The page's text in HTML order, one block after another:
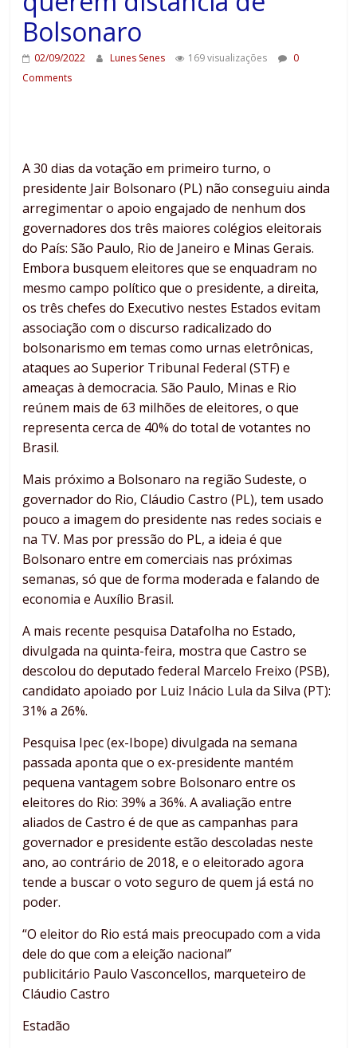
Bolsonaro
02/09/2022 Lunes Senes 169 visualizações
0
Comments
A 30 dias da votação em primeiro turno, o
presidente Jair Bolsonaro (PL) não conseguiu ainda
arregimentar o apoio engajado de nenhum dos
governadores dos três maiores colégios eleitorais
do País: São Paulo, Rio de Janeiro e Minas Gerais.
Embora busquem eleitores que se enquadram no
mesmo campo político que o presidente, a direita,
os três chefes do Executivo nestes Estados evitam
associação com o discurso radicalizado do
bolsonarismo em temas como urnas eletrônicas,
ataques ao Superior Tribunal Federal (STF) e
ameaças à democracia. São Paulo, Minas e Rio
reúnem mais de 63 milhões de eleitores, o que
representa cerca de 40% do total de votantes no
Brasil.
Mais próximo a Bolsonaro na região Sudeste, o
governador do Rio, Cláudio Castro (PL), tem usado
pouco a imagem do presidente nas redes sociais e
na TV. Mas por pressão do PL, a ideia é que
Bolsonaro entre em comerciais nas próximas
semanas, só que de forma moderada e falando de
economia e Auxílio Brasil.
A mais recente pesquisa Datafolha no Estado,
divulgada na quinta-feira, mostra que Castro se
descolou do deputado federal Marcelo Freixo (PSB),
candidato apoiado por Luiz Inácio Lula da Silva (PT):
31% a 26%.
Pesquisa Ipec (ex-Ibope) divulgada na semana
passada aponta que o ex-presidente mantém
pequena vantagem sobre Bolsonaro entre os
eleitores do Rio: 39% a 36%. A avaliação entre
aliados de Castro é de que as campanhas para
governador e presidente estão descoladas neste
ano, ao contrário de 2018, e o eleitorado agora
tende a buscar o voto seguro de quem já está no
poder.
“O eleitor do Rio está mais preocupado com a vida
dele do que com a eleição nacional”
publicitário Paulo Vasconcellos, marqueteiro de
Cláudio Castro
Estadão